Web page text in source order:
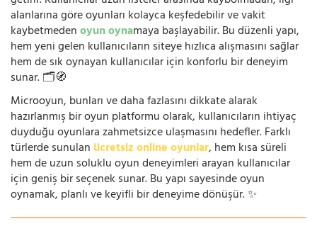
alanlarına göre oyunları kolayca keşfedebilir ve vakit
kaybetmedenoyun oynamaya başlayabilir. Bu düzenli yapı,
hem yeni gelen kullanıcıların siteye hızlıca alışmasını sağlar
hem de sık oynayan kullanıcılar için konforlu bir deneyim
sunar. 🗂️🧭
Microoyun, bunları ve daha fazlasını dikkate alarak
hazırlanmış bir oyun platformu olarak, kullanıcıların ihtiyaç
duyduğu oyunlara zahmetsizce ulaşmasını hedefler. Farklı
türlerde sunulan ücretsiz online oyunlar, hem kısa süreli
hem de uzun soluklu oyun deneyimleri arayan kullanıcılar
için geniş bir seçenek sunar. Bu yapı sayesinde oyun
oynamak, planlı ve keyifli bir deneyime dönüşür. ✨